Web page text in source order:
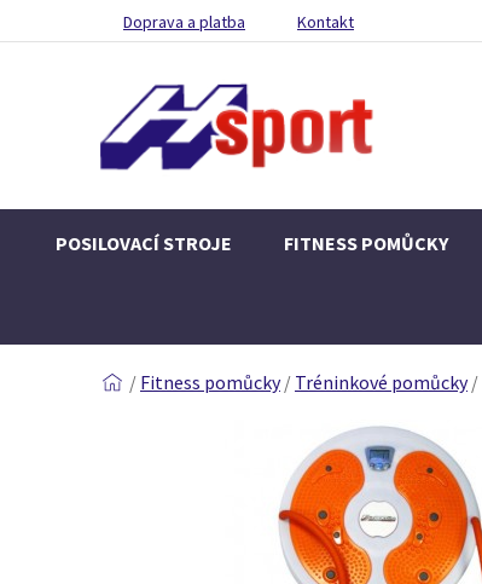
Doprava a platba Kontakt
POSILOVACÍ STROJE FITNESS POMŮCKY
/ Fitness pomůcky / Tréninkové pomůcky /